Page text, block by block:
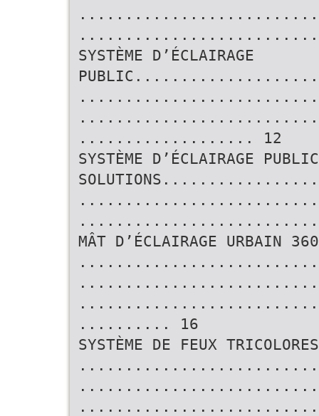
SYSTÈME D’ÉCLAIRAGE
................... 12
SYSTÈME D’ÉCLAIRAGE
MÂT D’ÉCLAIRAGE URBAIN
.......... 16
SYSTÈME DE FEUX TRICOLORES